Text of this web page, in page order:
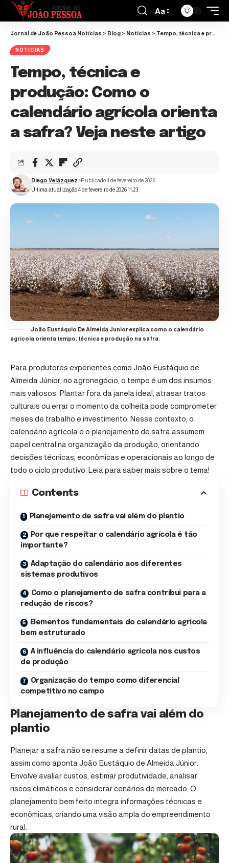
Aa
Jornal de João Pessoa Notícias > Blog > Noticias > Tempo, técnica e produção: Como o calendário agrícola orienta a safra? Veja neste artigo
NOTICIAS
Tempo, técnica e
produção: Como o
calendário agrícola orienta
a safra? Veja neste artigo
Última atualização 4 de fevereiro de 2026 11:23
Diego Velázquez Publicado 4 de fevereiro de 2026
João Eustáquio De Almeida Junior explica como o calendário
agrícola orienta tempo, técnica e produção na safra.
Para produtores experientes como João Eustáquio de
Almeida Júnior, no agronegócio, o tempo é um dos insumos
mais valiosos. Plantar fora da janela ideal, atrasar tratos
culturais ou errar o momento da colheita pode comprometer
meses de trabalho e investimento. Nesse contexto, o
calendário agrícola e o planejamento de safra assumem
papel central na organização da produção, orientando
decisões técnicas, econômicas e operacionais ao longo de
todo o ciclo produtivo. Leia para saber mais sobre o tema!
Contents
Planejamento de safra vai além do plantio
Por que respeitar o calendário agrícola é tão
importante?
Adaptação do calendário aos diferentes
sistemas produtivos
Como o planejamento de safra contribui para a
redução de riscos?
Elementos fundamentais do calendário agrícola
bem estruturado
A influência do calendário agrícola nos custos
de produção
Organização do tempo como diferencial
competitivo no campo
Planejamento de safra vai além do
plantio
Planejar a safra não se resume a definir datas de plantio,
assim como aponta João Eustáquio de Almeida Júnior.
Envolve avaliar custos, estimar produtividade, analisar
riscos climáticos e considerar cenários de mercado. O
planejamento bem feito integra informações técnicas e
econômicas, criando uma visão ampla do empreendimento
rural.